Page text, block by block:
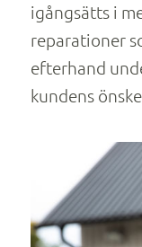
igångsätts i
reparationer
efterhand
kundens